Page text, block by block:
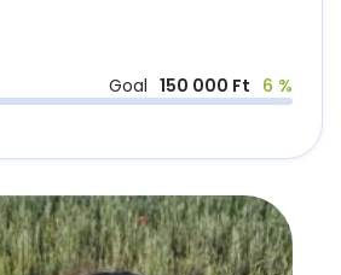
Goal 150 000 Ft 6 %